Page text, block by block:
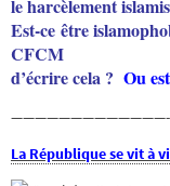
le harcèlement
Est-ce être
CFCM
d’écrire cela ? Ou
—————————————-
La République se vit à